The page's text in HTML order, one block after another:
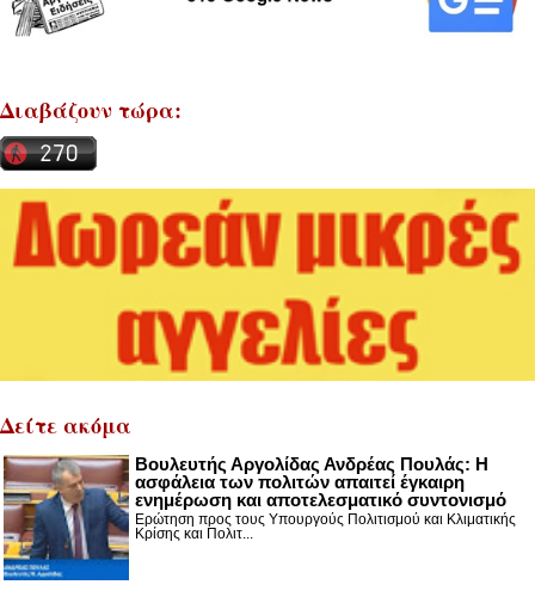
Διαβάζουν τώρα:
Δείτε ακόμα
Βουλευτής Αργολίδας Ανδρέας Πουλάς: Η
ασφάλεια των πολιτών απαιτεί έγκαιρη
ενημέρωση και αποτελεσματικό συντονισμό
Ερώτηση προς τους Υπουργούς Πολιτισμού και Κλιματικής
Κρίσης και Πολιτ...